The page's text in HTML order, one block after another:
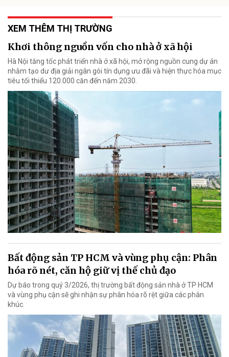
XEM THÊM THỊ TRƯỜNG
Khơi thông nguồn vốn cho nhà ở xã hội
Hà Nội tăng tốc phát triển nhà ở xã hội, mở rộng nguồn cung dự án
nhằm tạo dư địa giải ngân gói tín dụng ưu đãi và hiện thực hóa mục
tiêu tối thiểu 120.000 căn đến năm 2030.
Bất động sản TP HCM và vùng phụ cận: Phân
hóa rõ nét, căn hộ giữ vị thế chủ đạo
Dự báo trong quý 3/2026, thị trường bất động sản nhà ở TP HCM
và vùng phụ cận sẽ ghi nhận sự phân hóa rõ rệt giữa các phân
khúc.